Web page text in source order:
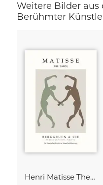
Weitere Bilder aus
Berühmter
Henri Matisse The Dance grün-beige